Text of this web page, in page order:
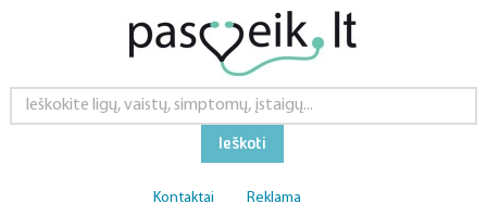
Ieškoti
Kontaktai Reklama